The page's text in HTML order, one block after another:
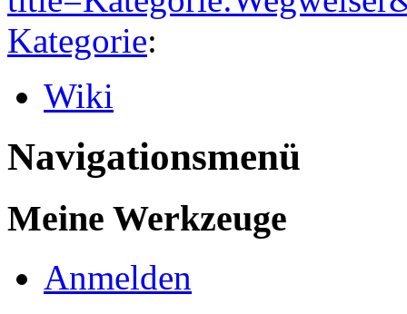
Kategorie:
Wiki
Navigationsmenü
Meine Werkzeuge
Anmelden